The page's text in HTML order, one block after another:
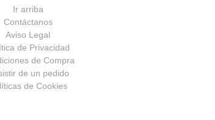
Ir arriba
Contáctanos
Aviso Legal
de Privacidad
de Compra
de un pedido
de Cookies